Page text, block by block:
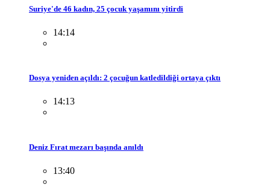
Suriye'de 46 kadın, 25 çocuk yaşamını yitirdi
14:14
Dosya yeniden açıldı: 2 çocuğun katledildiği ortaya çıktı
14:13
Deniz Fırat mezarı başında anıldı
13:40